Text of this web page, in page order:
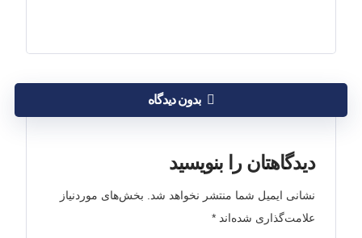
بدون دیدگاه
دیدگاهتان را بنویسید
نشانی ایمیل شما منتشر نخواهد شد.
بخش‌های موردنیاز
علامت‌گذاری شده‌اند*